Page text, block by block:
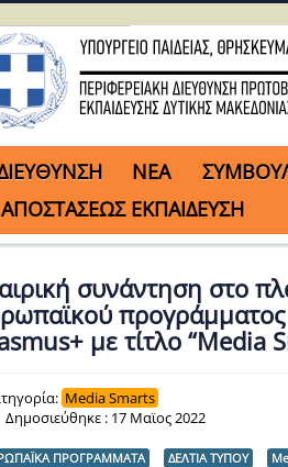
ΝΕΑ
ΕΚΠΑΙΔΕΥΣΗ
συνάντηση στο
προγράμματος
με τίτλο “Media
Media Smarts
Δημοσιεύθηκε : 17 Μαϊος 2022
ΠΡΟΓΡΑΜΜΑΤΑ ΔΕΛΤΙΑ ΤΥΠΟΥ